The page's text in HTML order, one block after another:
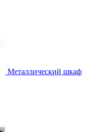
Металлический шкаф